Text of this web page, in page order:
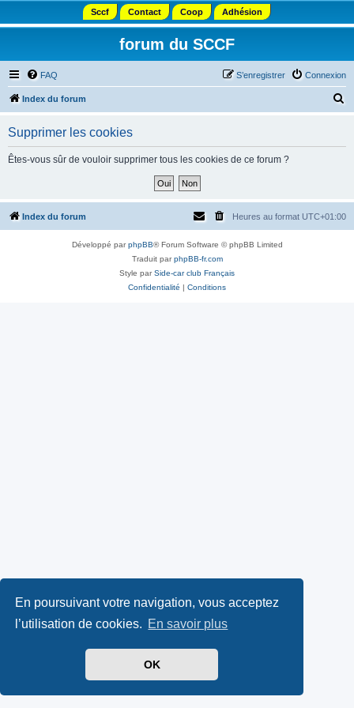
En poursuivant votre navigation, vous acceptez
l’utilisation de cookies. En savoir plus
OK
Sccf Contact Coop Adhésion
forum du SCCF
FAQ Connexion
S’enregistrer
Index du forum
h
Supprimer les cookies
Êtes-vous sûr de vouloir supprimer tous les cookies de ce forum ?
Index du forum Heures au format UTC+01:00
Développé parphpBB® Forum Software © phpBB Limited
Traduit parphpBB-fr.com
Style parSide-car club Français
Confidentialité | Conditions